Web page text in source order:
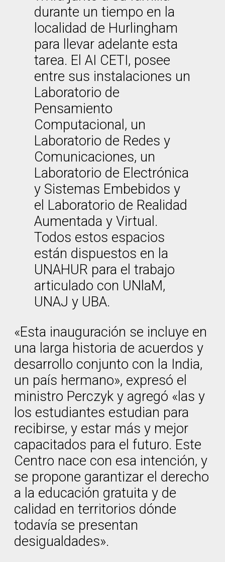
durante un tiempo en la
localidad de Hurlingham
para llevar adelante esta
tarea. El AI CETI, posee
entre sus instalaciones un
Laboratorio de
Pensamiento
Computacional, un
Laboratorio de Redes y
Comunicaciones, un
Laboratorio de Electrónica
y Sistemas Embebidos y
el Laboratorio de Realidad
Aumentada y Virtual.
Todos estos espacios
están dispuestos en la
UNAHUR para el trabajo
articulado con UNlaM,
UNAJ y UBA.
«Esta inauguración se incluye en
una larga historia de acuerdos y
desarrollo conjunto con la India,
un país hermano», expresó el
ministro Perczyk y agregó «las y
los estudiantes estudian para
recibirse, y estar más y mejor
capacitados para el futuro. Este
Centro nace con esa intención, y
se propone garantizar el derecho
a la educación gratuita y de
calidad en territorios dónde
todavía se presentan
desigualdades».